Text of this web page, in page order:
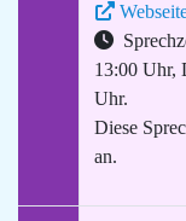
13:00 Uhr,
Uhr.
Diese
an.